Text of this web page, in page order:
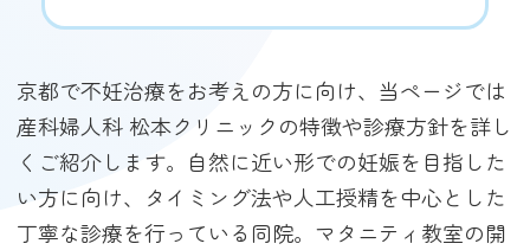
京都で不妊治療をお考えの方に向け、当ページでは
産科婦人科 松本クリニックの特徴や診療方針を詳し
くご紹介します。自然に近い形での妊娠を目指した
い方に向け、タイミング法や人工授精を中心とした
丁寧な診療を行っている同院。マタニティ教室の開